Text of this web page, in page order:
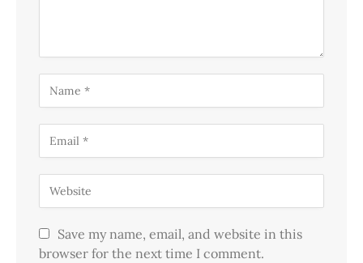
Save my name, email, and website in this
browser for the next time I comment.